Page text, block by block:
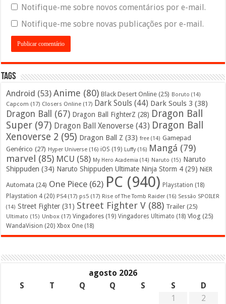
Notifique-me sobre novos comentários por e-mail.
Notifique-me sobre novas publicações por e-mail.
Tags
Android (53) Anime (80) Black Desert Online (25) Boruto (14)
Capcom (17) Closers Online (17) Dark Souls (44) Dark Souls 3 (38)
Dragon Ball (67) Dragon Ball FighterZ (28) Dragon Ball
Super (97) Dragon Ball Xenoverse (43) Dragon Ball
Xenoverse 2 (95) Dragon Ball Z (33) free (14) Gamepad
Genérico (27) Hyper Universe (16) iOS (19) Luffy(16) Mangá (79)
marvel (85) MCU (58) My Hero Academia (14) Naruto (15) Naruto
Shippuden (34) Naruto Shippuden Ultimate Ninja Storm 4 (29) NiER
Automata (24) One Piece (62) PC (940) Playstation (18)
Playstation 4 (20) PS4(17) ps5 (17) Rise of The Tomb Raider (16) Sessão SPOILER
(14) Street Fighter (31) Street Fighter V (88) Trailer (25)
Ultimato (15) Unbox (17) Vingadores (19) Vingadores Ultimato (18) Vlog (25)
WandaVision (20) Xbox One (18)
agosto 2026
S
T Q Q S S
D
1
2